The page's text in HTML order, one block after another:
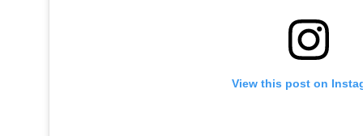
View this post on